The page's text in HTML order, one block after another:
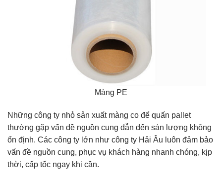
Màng PE
Những công ty nhỏ sản xuất màng co để quấn pallet
thường gặp vấn đề nguồn cung dẫn đến sản lượng không
ổn định. Các công ty lớn như công ty Hải Âu luôn đảm bảo
vấn đề nguồn cung, phục vụ khách hàng nhanh chóng, kịp
thời, cấp tốc ngay khi cần.